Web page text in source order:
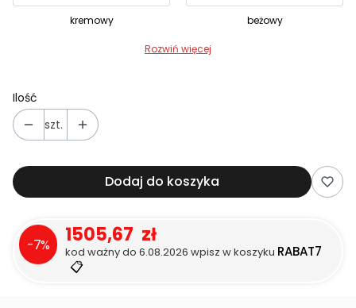
kremowy beżowy
Rozwiń więcej
Ilość
szt.
Dodaj do koszyka
-7% 1505,67 zł
kod ważny do 6.08.2026 wpisz w koszyku RABAT7
📋